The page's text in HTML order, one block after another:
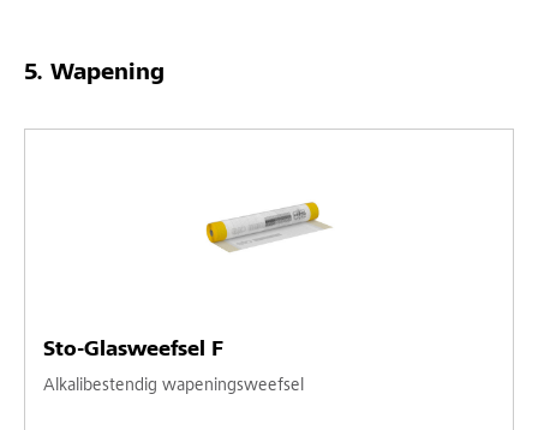
Wapening
Sto-Glasweefsel F
Alkalibestendig wapeningsweefsel